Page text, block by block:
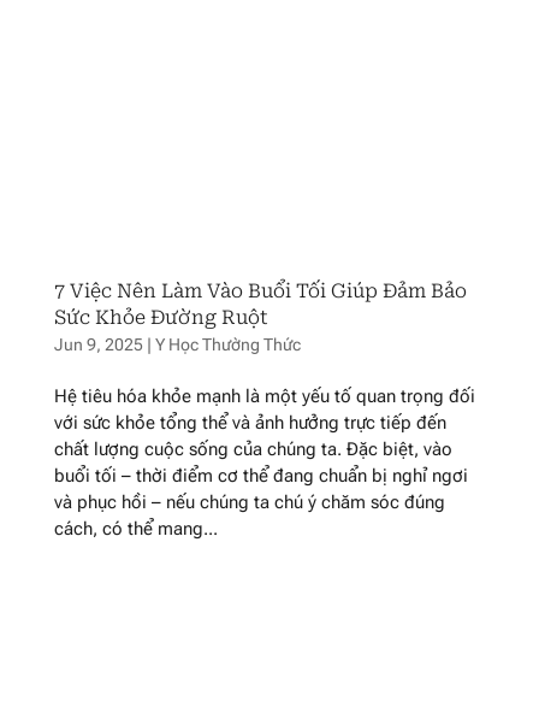
7 Việc Nên Làm Vào Buổi Tối Giúp Đảm Bảo
Sức Khỏe Đường Ruột
Jun 9, 2025| Y Học Thường Thức
Hệ tiêu hóa khỏe mạnh là một yếu tố quan trọng đối
với sức khỏe tổng thể và ảnh hưởng trực tiếp đến
chất lượng cuộc sống của chúng ta. Đặc biệt, vào
buổi tối – thời điểm cơ thể đang chuẩn bị nghỉ ngơi
và phục hồi – nếu chúng ta chú ý chăm sóc đúng
cách, có thể mang...